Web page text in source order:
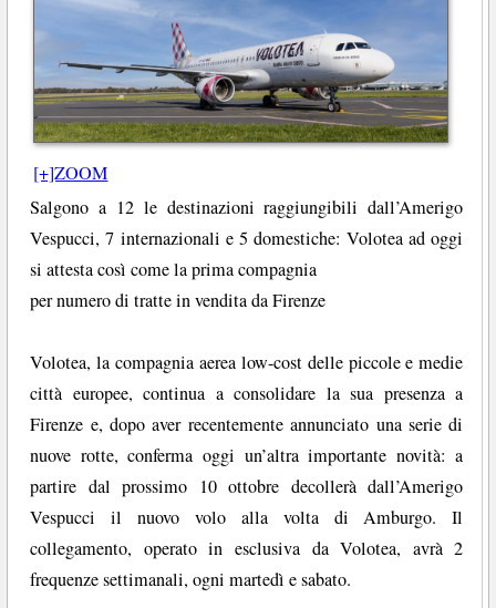
[+]ZOOM
Salgono a 12 le destinazioni raggiungibili dall’Amerigo
Vespucci, 7 internazionali e 5 domestiche: Volotea ad oggi
si attesta così come la prima compagnia
per numero di tratte in vendita da Firenze
Volotea, la compagnia aerea low-cost delle piccole e medie
città europee, continua a consolidare la sua presenza a
Firenze e, dopo aver recentemente annunciato una serie di
nuove rotte, conferma oggi un’altra importante novità: a
partire dal prossimo 10 ottobre decollerà dall’Amerigo
Vespucci il nuovo volo alla volta di Amburgo. Il
collegamento, operato in esclusiva da Volotea, avrà 2
frequenze settimanali, ogni martedì e sabato.